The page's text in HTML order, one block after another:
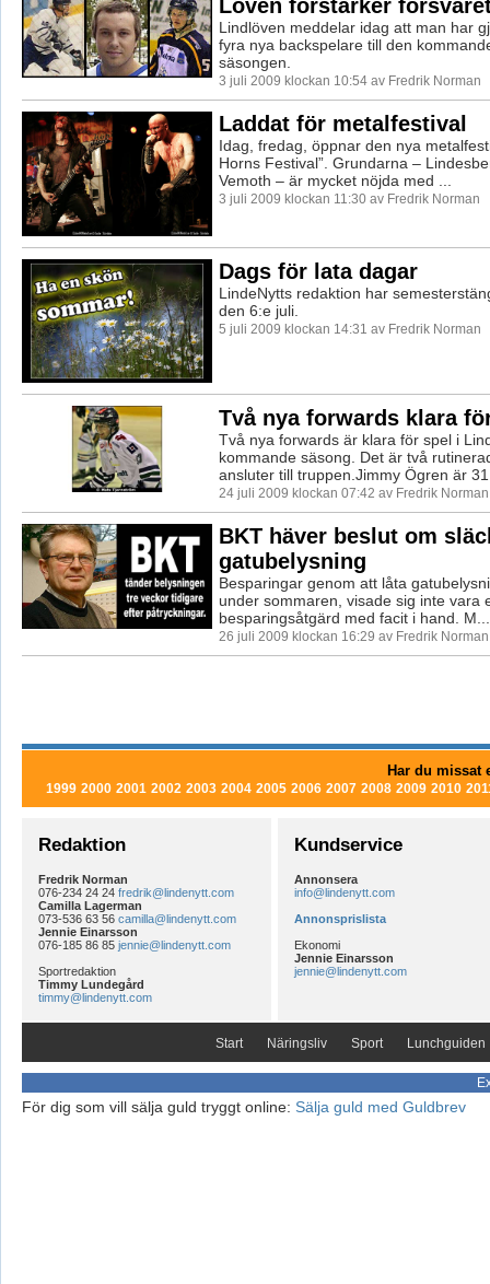
Löven förstärker
Lindlöven meddelar idag att man har
fyra nya backspelare till den
säsongen.
3 juli 2009 klockan 10:54 av Fredrik Norman
Laddat för metalfestival
Idag, fredag, öppnar den nya
Horns Festival”. Grundarna –
Vemoth – är mycket nöjda med ...
3 juli 2009 klockan 11:30 av Fredrik Norman
Dags för lata dagar
LindeNytts redaktion har
den 6:e juli.
5 juli 2009 klockan 14:31 av Fredrik Norman
Två nya forwards klara
Två nya forwards är klara för spel i
kommande säsong. Det är två
ansluter till truppen.Jimmy Ögren är
24 juli 2009 klockan 07:42 av Fredrik Norman
BKT häver beslut om
gatubelysning
Besparingar genom att låta
under sommaren, visade sig inte vara
besparingsåtgärd med facit i hand. M...
26 juli 2009 klockan 16:29 av Fredrik Norman
Har du missat
1999 2000 2001 2002 2003 2004 2005 2006 2007 2008 2009 2010
Redaktion
Fredrik Norman
076-234 24 24 fredrik@lindenytt.com
Camilla Lagerman
073-536 63 56 camilla@lindenytt.com
Jennie Einarsson
076-185 86 85 jennie@lindenytt.com
Sportredaktion
Timmy Lundegård
timmy@lindenytt.com
Kundservice
Annonsera
info@lindenytt.com
Annonsprislista
Ekonomi
Jennie Einarsson
jennie@lindenytt.com
Start Näringsliv Sport Lunchguiden
För dig som vill sälja guld tryggt online: Sälja guld med Guldbrev